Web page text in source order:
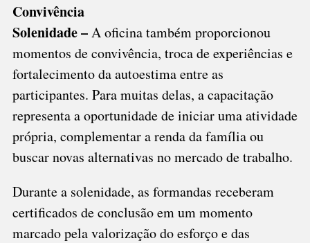
Convivência
Solenidade –A oficina também proporcionou
momentos de convivência, troca de experiências e
fortalecimento da autoestima entre as
participantes. Para muitas delas, a capacitação
representa a oportunidade de iniciar uma atividade
própria, complementar a renda da família ou
buscar novas alternativas no mercado de trabalho.
Durante a solenidade, as formandas receberam
certificados de conclusão em um momento
marcado pela valorização do esforço e das